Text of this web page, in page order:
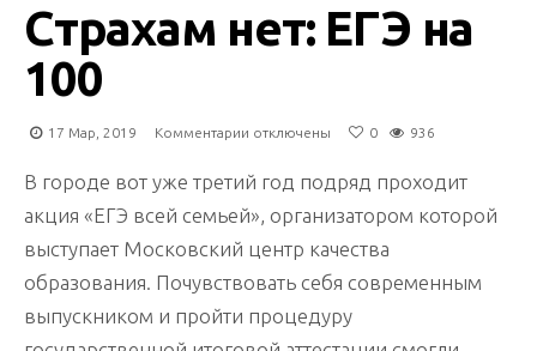
Страхам нет: ЕГЭ на
100
17 Мар, 2019 Комментарии к
Страхам
ЕГЭ
на
отключены 0 936
В городе вот уже третий год подряд проходит
акция «ЕГЭ всей семьей», организатором которой
выступает Московский центр качества
образования. Почувствовать себя современным
выпускником и пройти процедуру